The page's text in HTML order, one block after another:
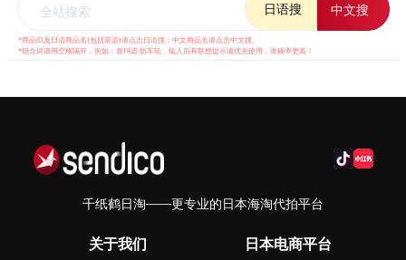
全站搜索 日语搜 中文搜
*商品ID及日语商品名(包括英语)请点击日语搜；中文商品名请点击中文搜。
*组合词请用空格隔开，例如：喜玛诺 纺车轮，输入后有联想提示请优先使用，准确率更高！
千纸鹤日淘——更专业的日本海淘代拍平台
关于我们 日本电商平台